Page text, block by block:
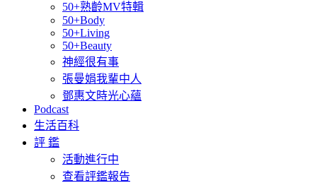
50+熟齡MV特輯
50+Body
50+Living
50+Beauty
神經很有事
張曼娟我輩中人
鄧惠文時光心蘊
Podcast
生活百科
評 鑑
活動進行中
查看評鑑報告